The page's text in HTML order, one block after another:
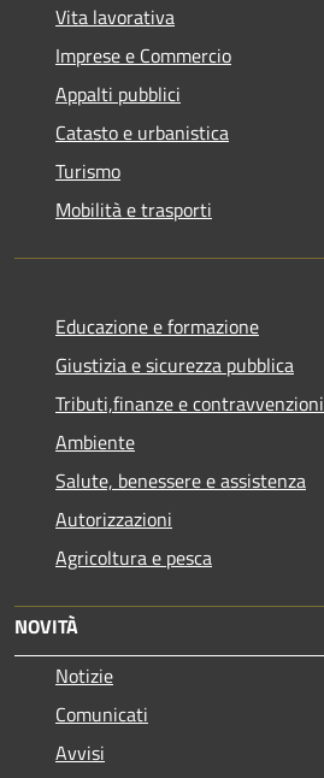
Vita lavorativa
Imprese e Commercio
Appalti pubblici
Catasto e urbanistica
Turismo
Mobilità e trasporti
Educazione e formazione
Giustizia e sicurezza pubblica
Tributi,finanze e contravvenzioni
Ambiente
Salute, benessere e assistenza
Autorizzazioni
Agricoltura e pesca
NOVITÀ
Notizie
Comunicati
Avvisi